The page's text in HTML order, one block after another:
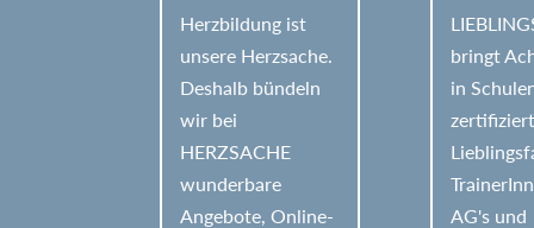
Herzbildung ist
unsere Herzsache.
Deshalb bündeln
wir bei
HERZSACHE
wunderbare
Angebote, Online-
bringt
in
AG's und